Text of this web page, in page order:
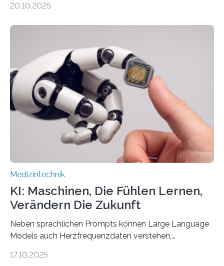
auf Personen ab, die bettlägerig sind oder in ihrer
Entwicklung der Sensorik und Datenübertragung. Die
HSHL verantwortet die wissenschaftliche Begleitung
sowie die KI-gestützte Datenauswertung. Das Ziel ist
die Entwicklung eines berührungslosen
Assistenzsystems, das den Zustand der Person
kontinuierlich erfasst, pflegende Personen unterstützt
und in Notfällen selbstständig Alarm schlägt. „Die Idee
20.10.2025
Medizintechnik
KI: Maschinen, Die Fühlen Lernen,
Verändern Die Zukunft
Neben sprachlichen Prompts können Large Language
Models auch Herzfrequenzdaten verstehen,
haben Dr. Morris Gellisch, ehemals an der Ruhr-
17.10.2025